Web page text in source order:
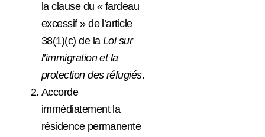
la clause du « fardeau
excessif » de l’article
38(1)(c) de la Loi sur
l’immigration et la
protection des réfugiés.
Accorde
immédiatement la
résidence permanente